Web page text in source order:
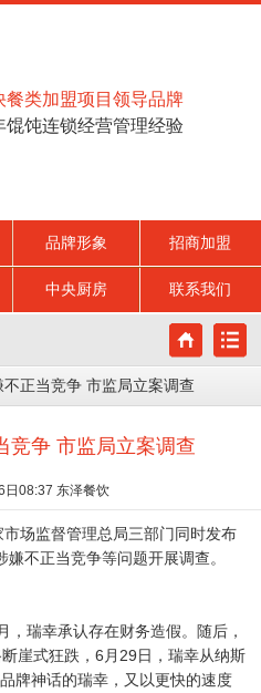
餐类加盟项目领导品牌
馄饨连锁经营管理经验
品牌形象 招商加盟
中央厨房 联系我们
正当竞争 市监局立案调查
竞争 市监局立案调查
日08:37 东泽餐饮
场监督管理总局三部门同时发布
不正当竞争等问题开展调查。
瑞幸承认存在财务造假。随后，
崖式狂跌，6月29日，瑞幸从纳斯
牌神话的瑞幸，又以更快的速度